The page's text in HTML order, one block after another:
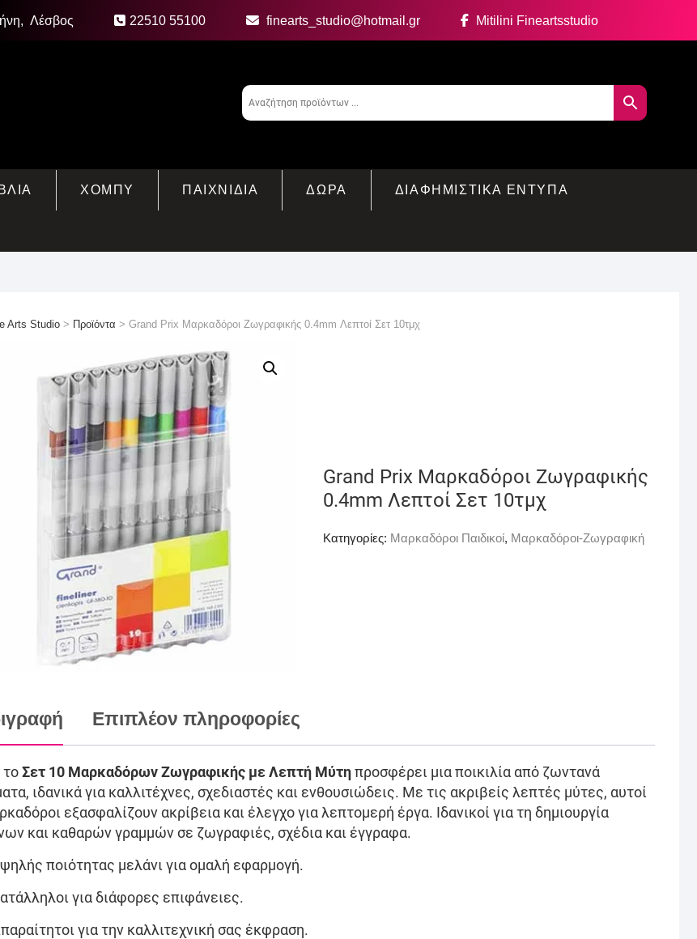
Λέσβος 22510 55100 finearts_studio@hotmail.gr Mitilini Fineartsstudio
ΧΟΜΠΥ ΠΑΙΧΝΙΔΙΑ ΔΩΡΑ ΔΙΑΦΗΜΙΣΤΙΚΑ ΕΝΤΥΠΑ
Arts Studio > Προϊόντα > Grand Prix Μαρκαδόροι Ζωγραφικής 0.4mm Λεπτοί Σετ 10τμχ
Grand Prix Μαρκαδόροι Ζωγραφικής
0.4mm Λεπτοί Σετ 10τμχ
Κατηγορίες: Μαρκαδόροι Παιδικοί, Μαρκαδόροι-Ζωγραφική
Επιπλέον πληροφορίες
Σετ 10 Μαρκαδόρων Ζωγραφικής με Λεπτή Μύτηπροσφέρει μια ποικιλία από ζωντανά
ιδανικά για καλλιτέχνες, σχεδιαστές και ενθουσιώδεις. Με τις ακριβείς λεπτές μύτες, αυτοί
εξασφαλίζουν ακρίβεια και έλεγχο για λεπτομερή έργα. Ιδανικοί για τη δημιουργία
και καθαρών γραμμών σε ζωγραφιές, σχέδια και έγγραφα.
ποιότητας μελάνι για ομαλή εφαρμογή.
για διάφορες επιφάνειες.
για την καλλιτεχνική σας έκφραση.